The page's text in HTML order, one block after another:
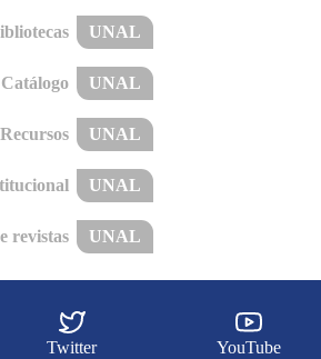
UNAL
Catálogo UNAL
Recursos UNAL
UNAL
revistas UNAL
Twitter YouTube